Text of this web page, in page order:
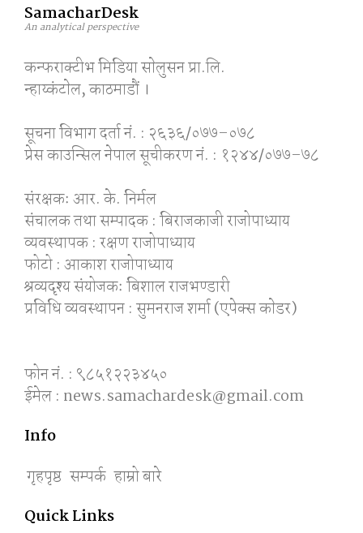
SamacharDesk
An analytical perspective
कन्फराक्टीभ मिडिया साेलुसन प्रा.लि.
न्हाय्कंटाेल, काठमाडाैं ।
सूचना विभाग दर्ता नं. : २६३६/०७७–०७८
प्रेस काउन्सिल नेपाल सूचीकरण नं. : १२४४/०७७–७८
संरक्षकः आर. के. निर्मल
संचालक तथा सम्पादक : बिराजकाजी राजोपाध्याय
व्यवस्थापक : रक्षण राजोपाध्याय
फोटो : आकाश राजोपाध्याय
श्रव्यदृश्य संयोजकः बिशाल राजभण्डारी
प्रविधि व्यवस्थापन : सुमनराज शर्मा (एपेक्स काेडर)
फोन नं. : ९८५१२२३४५०
ईमेल : news.samachardesk@gmail.com
Info
गृहपृष्ठ सम्पर्क हाम्रो बारे
Quick Links